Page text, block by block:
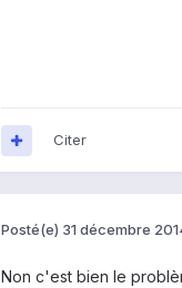
Citer
Posté(e) 31 décembre
Non c'est bien le